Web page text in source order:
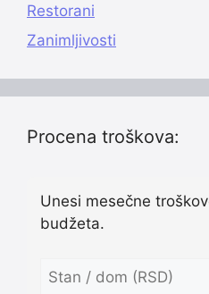
Restorani
Zanimljivosti
Procena troškova:
Unesi mesečne
budžeta.